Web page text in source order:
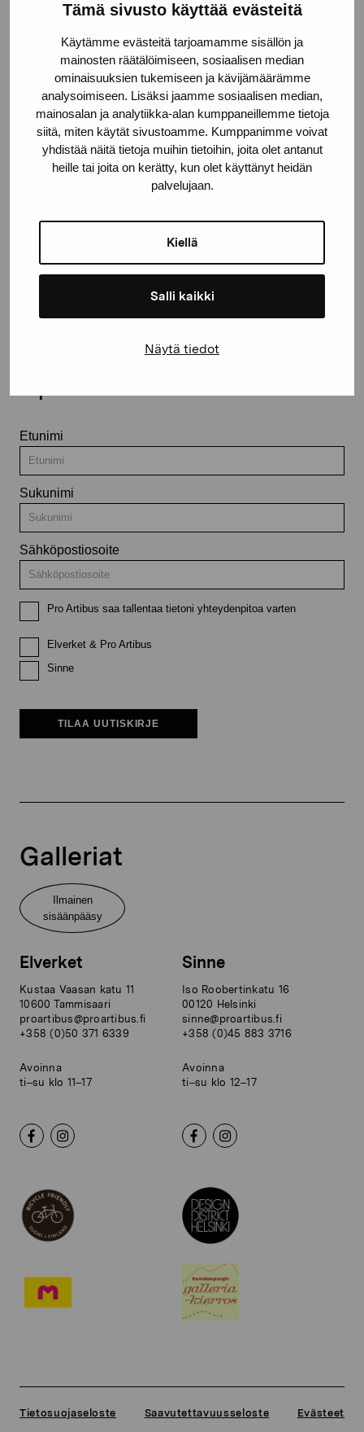
Tämä sivusto käyttää evästeitä
Käytämme evästeitä tarjoamamme sisällön ja
mainosten räätälöimiseen, sosiaalisen median
ominaisuuksien tukemiseen ja kävijämäärämme
analysoimiseen. Lisäksi jaamme sosiaalisen median,
mainosalan ja analytiikka-alan kumppaneillemme tietoja
siitä, miten käytät sivustoamme. Kumppanimme voivat
yhdistää näitä tietoja muihin tietoihin, joita olet antanut
heille tai joita on kerätty, kun olet käyttänyt heidän
palvelujaan.
Kiellä
Salli kaikki
Näytä tiedot
Pro Artibus -säätiö
Kustaa Vaasan katu 11
10600 Tammisaari
proartibus@proartibus.fi
+358 (0)50 371 6339
Ota yhteyttä
Pysy ajantasalla näyttelyistä ja
Etunimi
Sukunimi
Sähköpostiosoite
Pro Artibus saa tallentaa tietoni yhteydenpitoa varten
Elverket & Pro Artibus
Sinne
TILAA UUTISKIRJE
Galleriat
Ilmainen
sisäänpääsy
Elverket
Kustaa Vaasan katu 11
10600 Tammisaari
proartibus@proartibus.fi
+358 (0)50 371 6339
Avoinna
ti–su klo 11–17
Sinne
Iso Roobertinkatu 16
00120 Helsinki
sinne@proartibus.fi
+358 (0)45 883 3716
Avoinna
ti–su klo 12–17
Tietosuojaseloste Saavutettavuusseloste Evästeet